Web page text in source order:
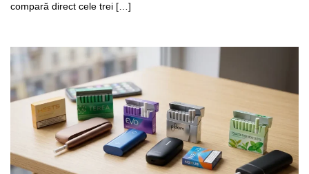
compară direct cele trei […]